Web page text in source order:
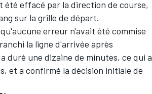
effacé par la direction de course,
sur la grille de départ.
erreur n'avait été commise
la ligne d'arrivée après
duré une dizaine de minutes, ce qui a
et a confirmé la décision initiale de